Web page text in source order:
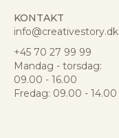
KONTAKT
info@creativestory.dk
+45 70 27 99 99
Mandag - torsdag:
09.00 - 16.00
Fredag: 09.00 - 14.00